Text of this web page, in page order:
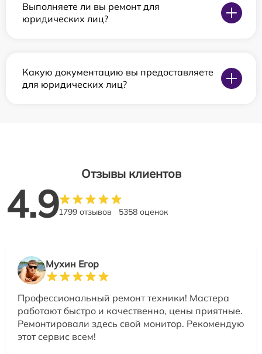
Выполняете ли вы ремонт для
юридических лиц?
Какую документацию вы предоставляете
для юридических лиц?
Отзывы клиентов
4.91799 отзывов 5358 оценок
Мухин Егор
Профессиональный ремонт техники! Мастера
работают быстро и качественно, цены приятные.
Ремонтировали здесь свой монитор. Рекомендую
этот сервис всем!